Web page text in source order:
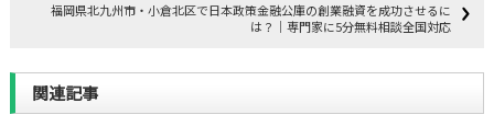
福岡県北九州市・小倉北区で日本政策金融公庫の創業融資を成功させるに
は？｜専門家に5分無料相談全国対応
関連記事